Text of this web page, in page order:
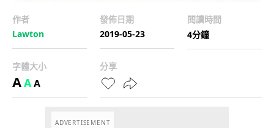
作者
Lawton
發佈日期
2019-05-23
閱讀時間
4分鐘
字體大小
AAA
分享
ADVERTISEMENT